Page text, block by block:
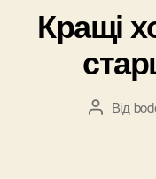
Кращі
Автор
Від